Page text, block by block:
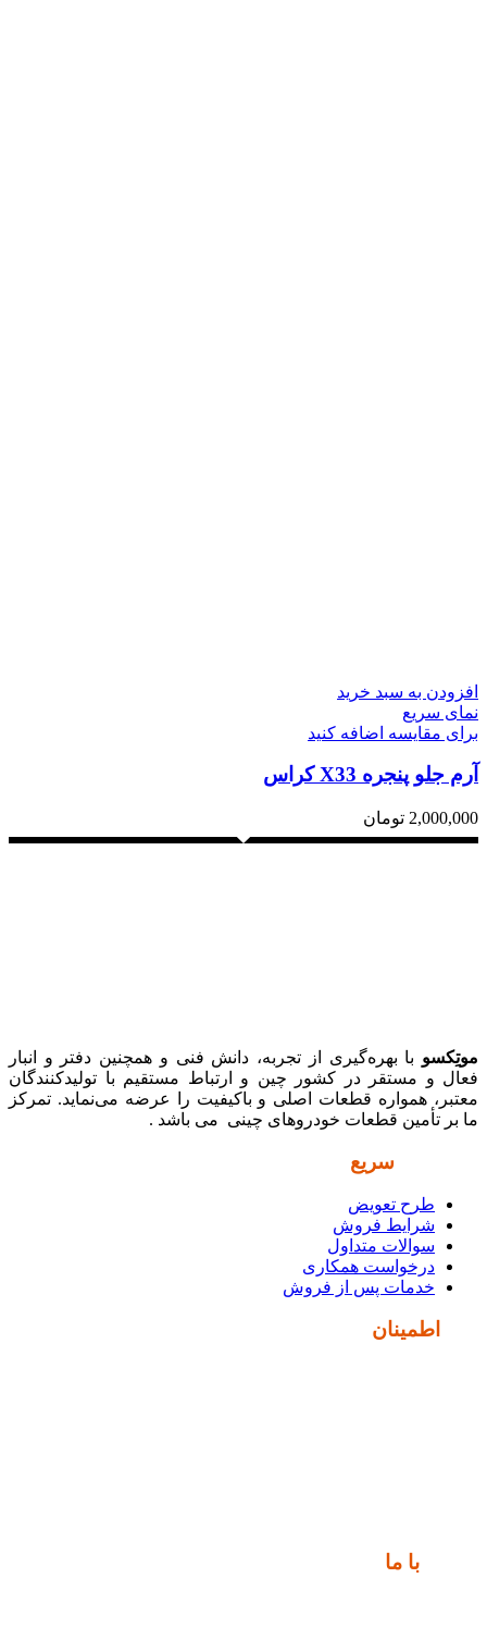
افزودن به سبد خرید
نمای سریع
برای مقایسه اضافه کنید
آرم جلو پنجره X33 کراس
2,000,000 تومان
موتِکسو با بهره‌گیری از تجربه، دانش فنی و همچنین دفتر و انبار
فعال و مستقر در کشور چین و ارتباط مستقیم با تولیدکنندگان
معتبر، همواره قطعات اصلی و باکیفیت را عرضه می‌نماید. تمرکز
ما بر تأمین قطعات خودروهای چینی می باشد .
سریع
طرح تعویض
شرایط فروش
سوالات متداول
درخواست همکاری
خدمات پس از فروش
اطمینان
با ما